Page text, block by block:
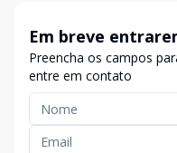
Em breve
Preencha os campos
entre em contato